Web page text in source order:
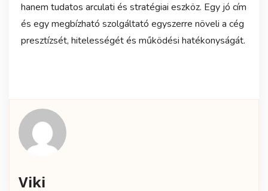
hanem tudatos arculati és stratégiai eszköz. Egy jó cím
és egy megbízható szolgáltató egyszerre növeli a cég
presztízsét, hitelességét és működési hatékonyságát.
Viki